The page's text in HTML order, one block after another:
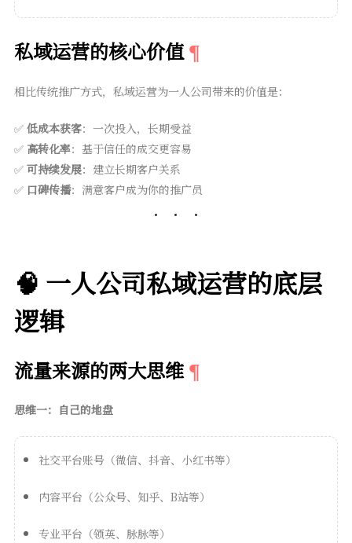
私域运营的核心价值
相比传统推广方式，私域运营为一人公司带来的价值是：
✅ 低成本获客：一次投入，长期受益
✅ 高转化率：基于信任的成交更容易
✅ 可持续发展：建立长期客户关系
✅ 口碑传播：满意客户成为你的推广员
🧠 一人公司私域运营的底层
逻辑
流量来源的两大思维
思维一：自己的地盘
社交平台账号（微信、抖音、小红书等）
内容平台（公众号、知乎、B站等）
专业平台（领英、脉脉等）